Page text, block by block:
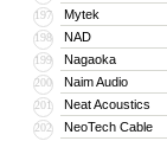
197 Mytek
198 NAD
199 Nagaoka
200 Naim Audio
201 Neat Acoustics
202 NeoTech Cable